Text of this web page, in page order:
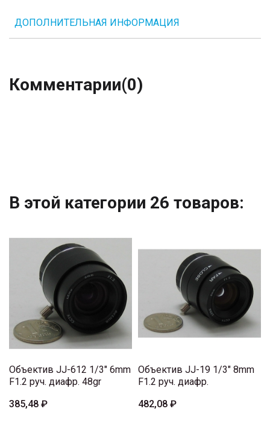
ДОПОЛНИТЕЛЬНАЯ ИНФОРМАЦИЯ
Комментарии(0)
В этой категории 26 товаров:
Объектив JJ-612 1/3" 6mm
F1.2 руч. диафр. 48gr
385,48 ₽
Объектив JJ-19 1/3" 8mm
F1.2 руч. диафр.
482,08 ₽